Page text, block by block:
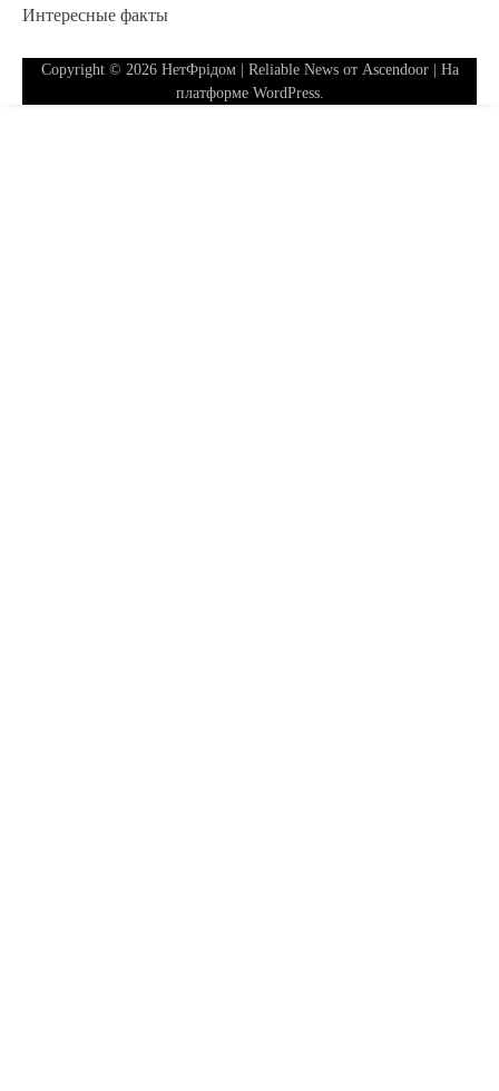
Интересные факты
Copyright © 2026 НетФрідом| Reliable News от Ascendoor| На
платформе WordPress.